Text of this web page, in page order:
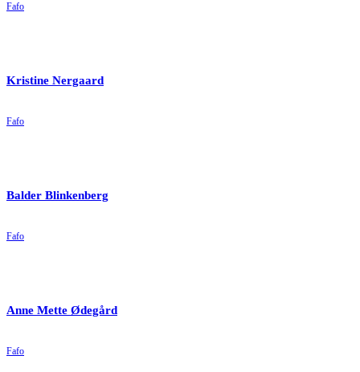
Fafo
Kristine Nergaard
Fafo
Balder Blinkenberg
Fafo
Anne Mette Ødegård
Fafo